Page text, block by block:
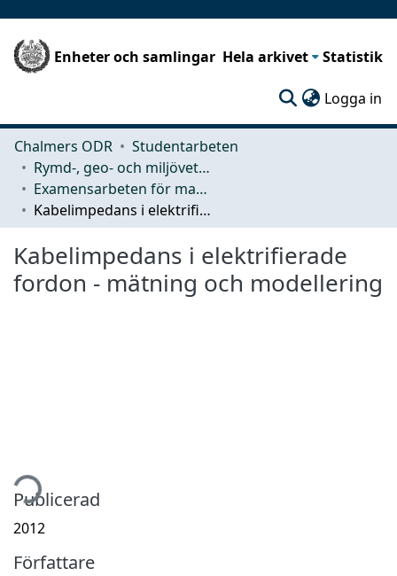
Enheter och samlingar Hela arkivet Statistik
Logga in
Chalmers ODR
Studentarbeten
Rymd-, geo- och miljövetenskap (SEE)
Examensarbeten för masterexamen
Kabelimpedans i elektrifierade fordon - mätning och modellering
Kabelimpedans i elektrifierade
fordon - mätning och modellering
Publicerad
2012
Författare